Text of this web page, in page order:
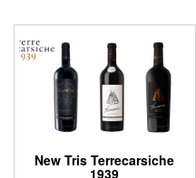
New Tris Terrecarsiche
1939